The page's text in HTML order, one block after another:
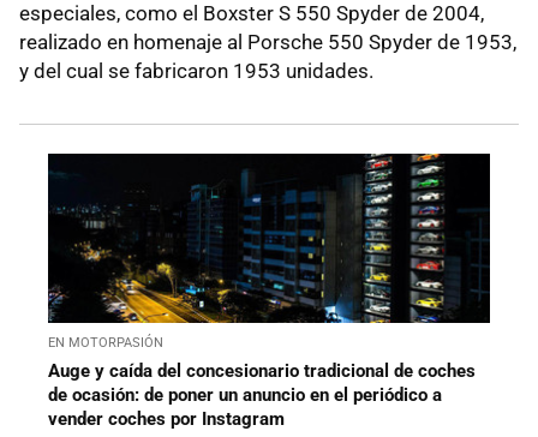
especiales, como el Boxster S 550 Spyder de 2004,
realizado en homenaje al Porsche 550 Spyder de 1953,
y del cual se fabricaron 1953 unidades.
EN MOTORPASIÓN
Auge y caída del concesionario tradicional de coches
de ocasión: de poner un anuncio en el periódico a
vender coches por Instagram